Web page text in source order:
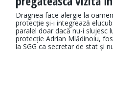
Dragnea face alergie la
protecție și-i integrează
paralel doar dacă nu-i slujesc
protecție Adrian Mlădinoiu,
la SGG ca secretar de stat și